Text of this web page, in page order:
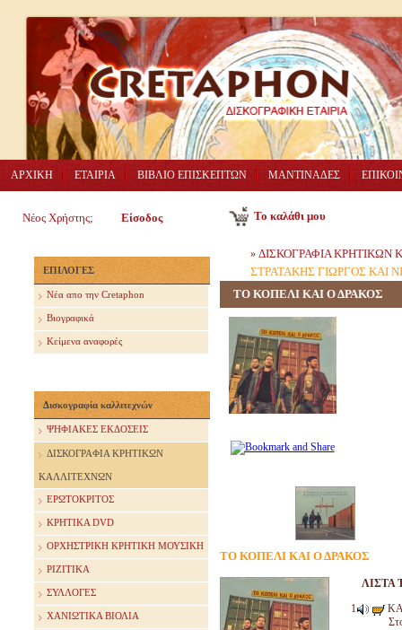
ΑΡΧΙΚΗ ΕΤΑΙΡΙΑ ΒΙΒΛΙΟ ΕΠΙΣΚΕΠΤΩΝ ΜΑΝΤΙΝΑΔΕΣ
Νέος Χρήστης; Είσοδος Το καλάθι μου
ΕΠΙΛΟΓΕΣ
Nέα απο την Cretaphon
Βιογραφικά
Κείμενα αναφορές
Δισκογραφία καλλιτεχνών
ΨΗΦΙΑΚΕΣ ΕΚΔΟΣΕΙΣ
ΔΙΣΚΟΓΡΑΦΙΑ ΚΡΗΤΙΚΩΝ
ΚΑΛΛΙΤΕΧΝΩΝ
ΕΡΩΤΟΚΡΙΤΟΣ
ΚΡΗΤΙΚΑ DVD
ΟΡΧΗΣΤΡΙΚΗ ΚΡΗΤΙΚΗ ΜΟΥΣΙΚΗ
ΡΙΖΙΤΙΚΑ
ΣΥΛΛΟΓΕΣ
ΧΑΝΙΩΤΙΚΑ ΒΙΟΛΙΑ
» ΔΙΣΚΟΓΡΑΦΙΑ ΚΡΗΤΙΚΩΝ
ΣΤΡΑΤΑΚΗΣ ΓΙΩΡΓΟΣ ΚΑΙ
ΤΟ ΚΟΠΕΛΙ ΚΑΙ Ο ΔΡΑΚΟΣ
ΤΟ ΚΟΠΕΛΙ ΚΑΙ Ο ΔΡΑΚΟΣ
ΛΙΣΤΑ